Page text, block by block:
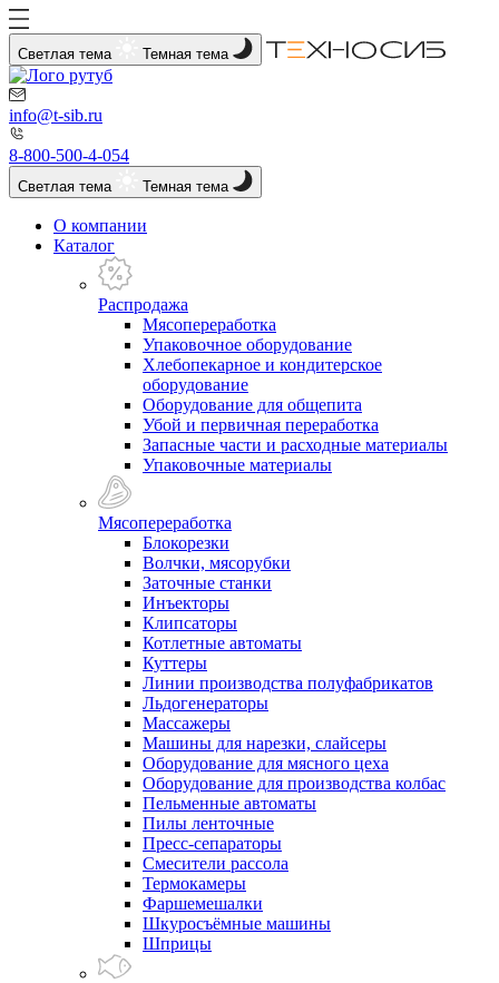
Светлая тема Темная тема
info@t-sib.ru
8-800-500-4-054
Светлая тема Темная тема
О компании
Каталог
Распродажа
Мясопереработка
Упаковочное оборудование
Хлебопекарное и кондитерское
оборудование
Оборудование для общепита
Убой и первичная переработка
Запасные части и расходные материалы
Упаковочные материалы
Мясопереработка
Блокорезки
Волчки, мясорубки
Заточные станки
Инъекторы
Клипсаторы
Котлетные автоматы
Куттеры
Линии производства полуфабрикатов
Льдогенераторы
Массажеры
Машины для нарезки, слайсеры
Оборудование для мясного цеха
Оборудование для производства колбас
Пельменные автоматы
Пилы ленточные
Пресс-сепараторы
Смесители рассола
Термокамеры
Фаршемешалки
Шкуросъёмные машины
Шприцы